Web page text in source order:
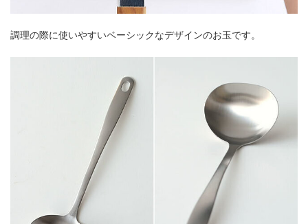
調理の際に使いやすいベーシックなデザインのお玉です。